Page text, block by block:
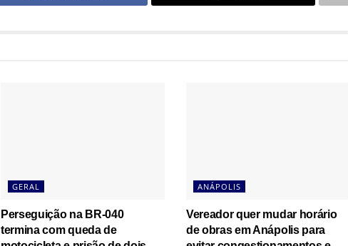
GERAL
Perseguição na BR-040
termina com queda de
ANÁPOLIS
Vereador quer mudar horário
de obras em Anápolis para